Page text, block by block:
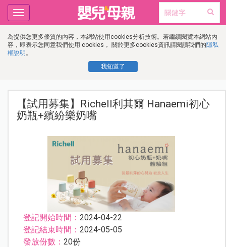
為提供您更多優質的內容，本網站使用cookies分析技術。若繼續閱覽本網站內
容，即表示您同意我們使用 cookies， 關於更多cookies資訊請閱讀我們的隱私
權說明 。
我知道了
Toggle
navigation
【試用募集】Richell利其爾 Hanaemi初心
奶瓶+繽紛樂奶嘴
登記開始時間： 2024-04-22
登記結束時間： 2024-05-05
發放份數： 20份